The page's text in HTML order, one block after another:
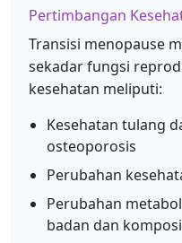
Pertimbangan
Transisi menopause
sekadar fungsi
kesehatan meliputi:
Kesehatan tulang
osteoporosis
Perubahan
Perubahan
badan dan